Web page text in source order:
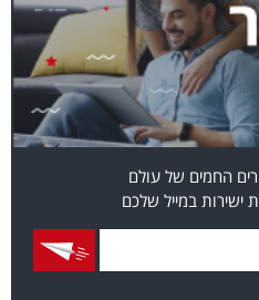
החמים של עולם
ישירות במייל שלכם